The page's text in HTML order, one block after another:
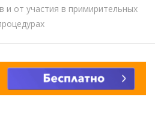
и от участия в примирительных